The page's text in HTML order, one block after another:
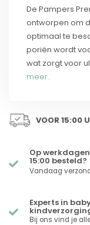
De Pampers
ontworpen om
optimaal te
poriën wordt
wat zorgt voor
meer..
VOOR 15:00
Op
15:00 besteld?
Vandaag
Experts in
Bij ons vind je